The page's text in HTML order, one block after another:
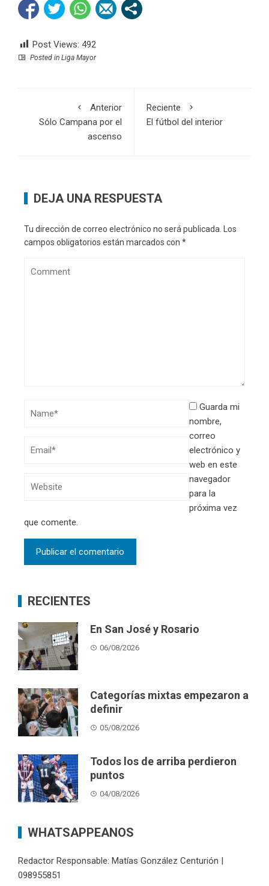
Post Views: 492
Posted in Liga Mayor
Anterior
Sólo Campana por el
ascenso
Reciente
El fútbol del interior
DEJA UNA RESPUESTA
Tu dirección de correo electrónico no será publicada.
Los
campos obligatorios están marcados con *
Guarda mi
nombre,
correo
electrónico y
web en este
navegador
para la
próxima vez
que comente.
RECIENTES
En San José y Rosario
06/08/2026
Categorías mixtas empezaron a
definir
05/08/2026
Todos los de arriba perdieron
puntos
04/08/2026
WHATSAPPEANOS
Redactor Responsable: Matías González Centurión |
098955851